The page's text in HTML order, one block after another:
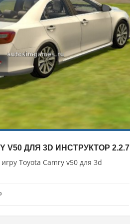
V50 ДЛЯ 3D ИНСТРУКТОР 2.2.7
Toyota Camry v50 для 3d